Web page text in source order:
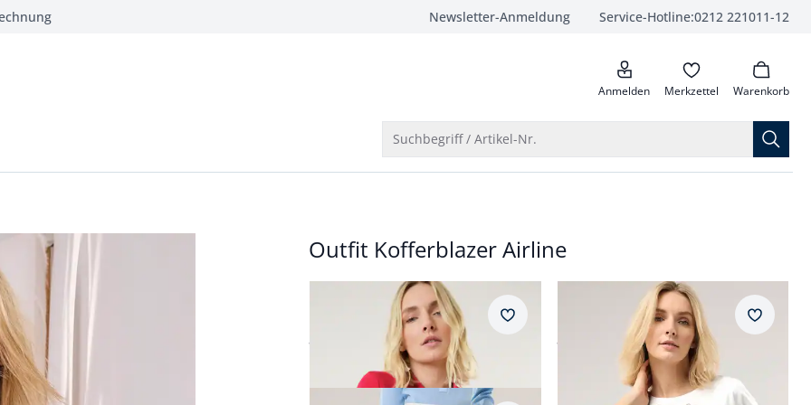
Newsletter-Anmeldung Service-Hotline:0212 221011-12
anrufen
Anmelden Merkzettel Warenkorb
Suchbegriff / Artikel-Nr.
Outfit Kofferblazer Airline
Kofferblazer Airline
ab
€ 139,00
Merkzettel
Baumwollshirt Floral
ab
€ 49,99
Passform Regular Fit.